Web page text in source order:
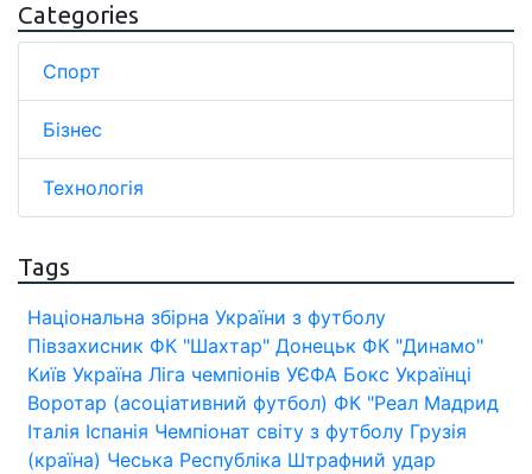
Categories
Спорт
Бізнес
Технологія
Tags
Національна збірна України з футболу
Півзахисник ФК "Шахтар" Донецьк ФК "Динамо"
Київ Україна Ліга чемпіонів УЄФА Бокс Українці
Воротар (асоціативний футбол) ФК "Реал Мадрид
Італія Іспанія Чемпіонат світу з футболу Грузія
(країна) Чеська Республіка Штрафний удар